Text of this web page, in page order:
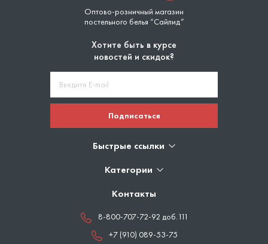
Оптово-розничный магазин
постельного белья “Сайлид”
Хотите быть в курсе
новостей и скидок?
Подписаться
Быстрые ссылки
Категории
Контакты
8-800-707-72-92 доб.111
+7 (910) 089-53-75